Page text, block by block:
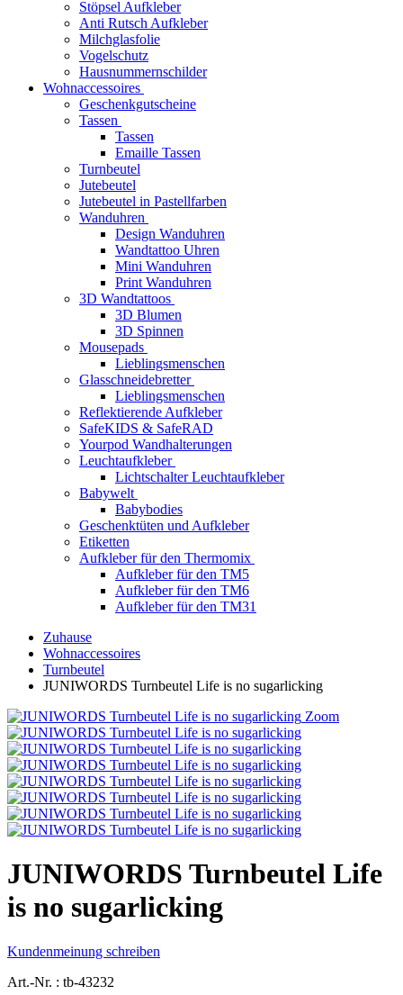
Stöpsel Aufkleber
Anti Rutsch Aufkleber
Milchglasfolie
Vogelschutz
Hausnummernschilder
Wohnaccessoires
Geschenkgutscheine
Tassen
Tassen
Emaille Tassen
Turnbeutel
Jutebeutel
Jutebeutel in Pastellfarben
Wanduhren
Design Wanduhren
Wandtattoo Uhren
Mini Wanduhren
Print Wanduhren
3D Wandtattoos
3D Blumen
3D Spinnen
Mousepads
Lieblingsmenschen
Glasschneidebretter
Lieblingsmenschen
Reflektierende Aufkleber
SafeKIDS & SafeRAD
Yourpod Wandhalterungen
Leuchtaufkleber
Lichtschalter Leuchtaufkleber
Babywelt
Babybodies
Geschenktüten und Aufkleber
Etiketten
Aufkleber für den Thermomix
Aufkleber für den TM5
Aufkleber für den TM6
Aufkleber für den TM31
Zuhause
Wohnaccessoires
Turnbeutel
JUNIWORDS Turnbeutel Life is no sugarlicking
Zoom
JUNIWORDS Turnbeutel Life
is no sugarlicking
Kundenmeinung schreiben
Art.-Nr. : tb-43232